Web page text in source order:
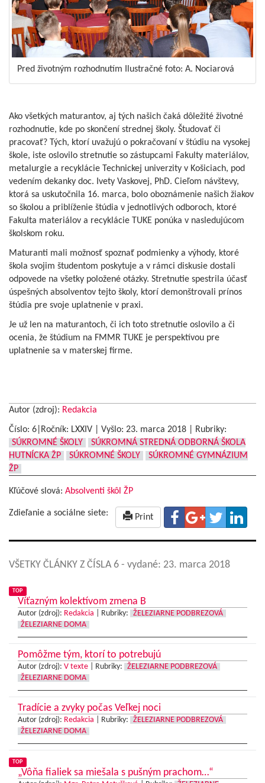
Pred životným rozhodnutím Ilustračné foto: A. Nociarová
Ako všetkých maturantov, aj tých našich čaká dôležité životné
rozhodnutie, kde po skončení strednej školy. Študovať či
pracovať? Tých, ktorí uvažujú o pokračovaní v štúdiu na vysokej
škole, iste oslovilo stretnutie so zástupcami Fakulty materiálov,
metalurgie a recyklácie Technickej univerzity v Košiciach, pod
vedením dekanky doc. Ivety Vaskovej, PhD. Cieľom návštevy,
ktorá sa uskutočnila 16. marca, bolo oboznámenie našich žiakov
so školou a priblíženie štúdia v jednotlivých odboroch, ktoré
Fakulta materiálov a recyklácie TUKE ponúka v nasledujúcom
školskom roku.
Maturanti mali možnosť spoznať podmienky a výhody, ktoré
škola svojim študentom poskytuje a v rámci diskusie dostali
odpovede na všetky položené otázky. Stretnutie spestrila účasť
úspešných absolventov tejto školy, ktorí demonštrovali prínos
štúdia pre svoje uplatnenie v praxi.
Je už len na maturantoch, či ich toto stretnutie oslovilo a či
ocenia, že štúdium na FMMR TUKE je perspektívou pre
uplatnenie sa v materskej firme.
Autor (zdroj): Redakcia
Číslo: 6|Ročník: LXXIV | Vyšlo: 23. marca 2018
Rubriky:
SÚKROMNÉ ŠKOLY
SÚKROMNÁ STREDNÁ ODBORNÁ ŠKOLA
HUTNÍCKA ŽP
SÚKROMNÉ ŠKOLY
SÚKROMNÉ GYMNÁZIUM
ŽP
Kľúčové slová: Absolventi škôl ŽP
Zdieľanie a sociálne siete: Print
VŠETKY ČLÁNKY Z ČÍSLA 6 - vydané: 23. marca 2018
TOP
Víťazným kolektívom zmena B
Autor (zdroj): Redakcia Rubriky:
ŽELEZIARNE PODBREZOVÁ
ŽELEZIARNE DOMA
Pomôžme tým, ktorí to potrebujú
Autor (zdroj): V texte Rubriky:
ŽELEZIARNE PODBREZOVÁ
ŽELEZIARNE DOMA
Tradície a zvyky počas Veľkej noci
Autor (zdroj): Redakcia Rubriky:
ŽELEZIARNE PODBREZOVÁ
ŽELEZIARNE DOMA
TOP
„Vôňa fialiek sa miešala s pušným prachom…“